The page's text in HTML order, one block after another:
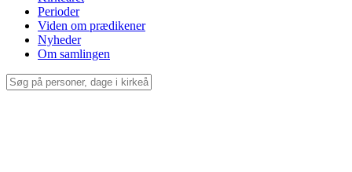
Perioder
Viden om prædikener
Nyheder
Om samlingen